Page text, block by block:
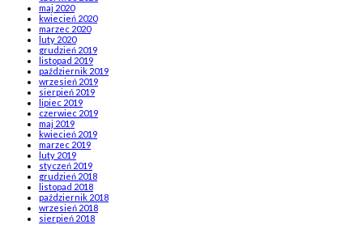
maj 2020
kwiecień 2020
marzec 2020
luty 2020
grudzień 2019
listopad 2019
październik 2019
wrzesień 2019
sierpień 2019
lipiec 2019
czerwiec 2019
maj 2019
kwiecień 2019
marzec 2019
luty 2019
styczeń 2019
grudzień 2018
listopad 2018
październik 2018
wrzesień 2018
sierpień 2018